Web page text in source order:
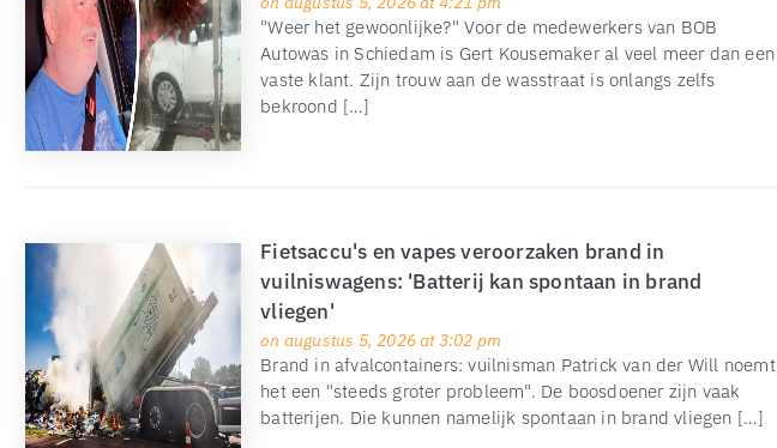
"Weer het gewoonlijke?" Voor de medewerkers van BOB
Autowas in Schiedam is Gert Kousemaker al veel meer dan een
vaste klant. Zijn trouw aan de wasstraat is onlangs zelfs
bekroond […]
Fietsaccu's en vapes veroorzaken brand in
vuilniswagens: 'Batterij kan spontaan in brand
vliegen'
on augustus 5, 2026 at 3:02 pm
Brand in afvalcontainers: vuilnisman Patrick van der Will noemt
het een "steeds groter probleem". De boosdoener zijn vaak
batterijen. Die kunnen namelijk spontaan in brand vliegen […]